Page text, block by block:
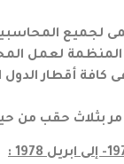
لجميع
المنظمة لعمل
أقطار الدول
بثلاث حقب من